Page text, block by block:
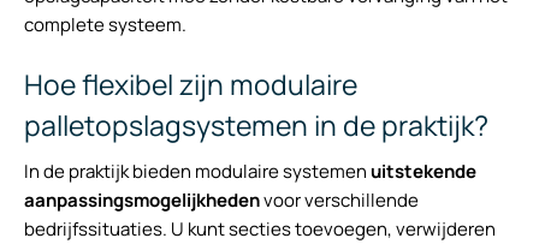
complete systeem.
Hoe flexibel zijn modulaire
palletopslagsystemen in de praktijk?
In de praktijk bieden modulaire systemenuitstekende
aanpassingsmogelijkhedenvoor verschillende
bedrijfssituaties. U kunt secties toevoegen, verwijderen